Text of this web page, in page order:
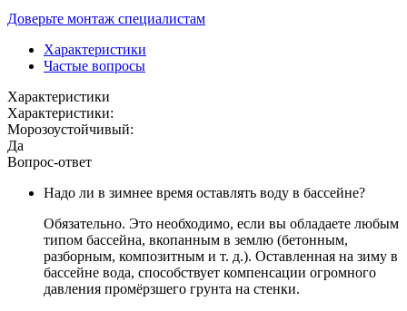
Доверьте монтаж специалистам
Характеристики
Частые вопросы
Характеристики
Характеристики:
Морозоустойчивый:
Да
Вопрос-ответ
Надо ли в зимнее время оставлять воду в бассейне?
Обязательно. Это необходимо, если вы обладаете любым
типом бассейна, вкопанным в землю (бетонным,
разборным, композитным и т. д.). Оставленная на зиму в
бассейне вода, способствует компенсации огромного
давления промёрзшего грунта на стенки.